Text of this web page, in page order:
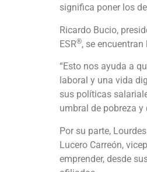
significa poner los
Ricardo Bucio,
ESR®, se
“Esto nos ayuda a
laboral y una vida
sus políticas
umbral de pobreza
Por su parte,
Lucero Carreón,
emprender, desde